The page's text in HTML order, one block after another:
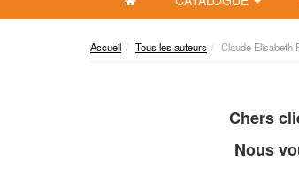
Accueil Tous les auteurs Claude Elisabeth
Chers
Nous